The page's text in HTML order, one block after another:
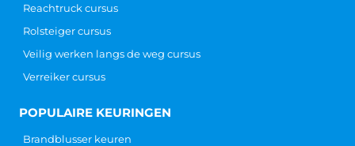
Reachtruck cursus
Rolsteiger cursus
Veilig werken langs de weg cursus
Verreiker cursus
POPULAIRE KEURINGEN
Brandblusser keuren